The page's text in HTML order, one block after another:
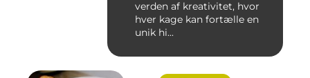
verden af kreativitet, hvor
hver kage kan fortælle en
unik hi...